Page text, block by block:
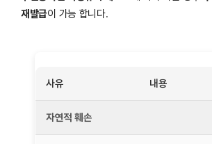
재발급이 가능 합니다.
사유 내용
자연적 훼손